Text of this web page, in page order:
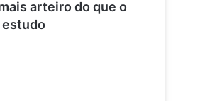
arteiro do que o
estudo